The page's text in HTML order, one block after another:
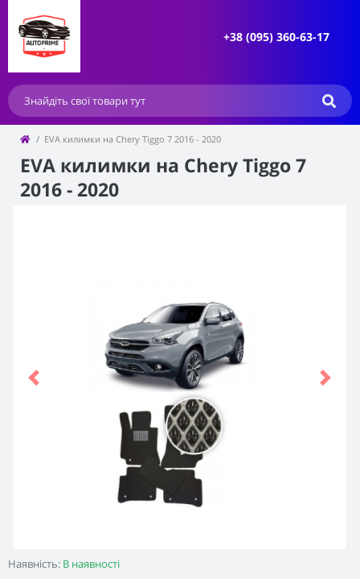
+38 (095) 360-63-17
EVA килимки на Chery Tiggo 7 2016 - 2020
EVA килимки на Chery Tiggo 7
2016 - 2020
Наявність: В наявності
Previous Next